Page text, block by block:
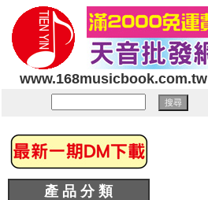
www.168musicbook.com.tw
產 品 分 類